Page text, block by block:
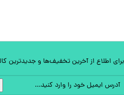
اطلاع از آخرین تخفیف‌ها و جدیدترین